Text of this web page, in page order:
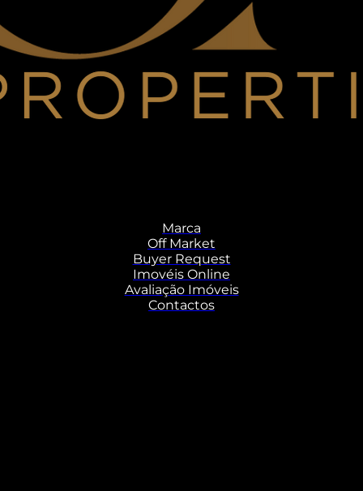
Marca
Off Market
Buyer Request
Imovéis Online
Avaliação Imóveis
Contactos